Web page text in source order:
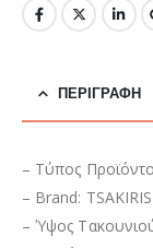
ΠΕΡΙΓΡΑΦΉ
– Τύπος
– Brand:
– Ύψος